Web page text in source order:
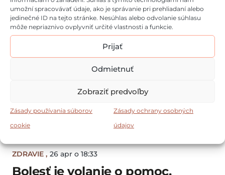
umožní spracovávať údaje, ako je správanie pri prehliadaní alebo
jedinečné ID na tejto stránke. Nesúhlas alebo odvolanie súhlasu
môže nepriaznivo ovplyvniť určité vlastnosti a funkcie.
Prijať
Odmietnuť
Zobraziť predvoľby
Zásady používania súborov
cookie
Zásady ochrany osobných
údajov
ZDRAVIE , 26 apr o 18:33
Bolesť je volanie o pomoc.